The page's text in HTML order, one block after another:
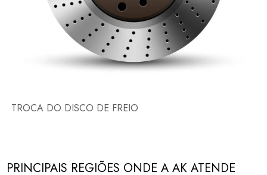
TROCA DO DISCO DE FREIO
PRINCIPAIS REGIÕES ONDE A AK ATENDE